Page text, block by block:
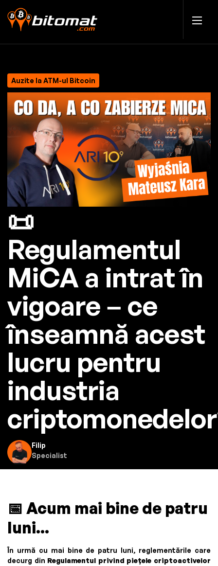
Auzite la ATM-ul Bitcoin
📜
Regulamentul
MiCA a intrat în
vigoare – ce
înseamnă acest
lucru pentru
industria
Filip
Specialist
📅 Acum mai bine de patru
luni...
În urmă cu mai bine de patru luni, reglementările care
decurg din Regulamentul privind piețele criptoactivelor